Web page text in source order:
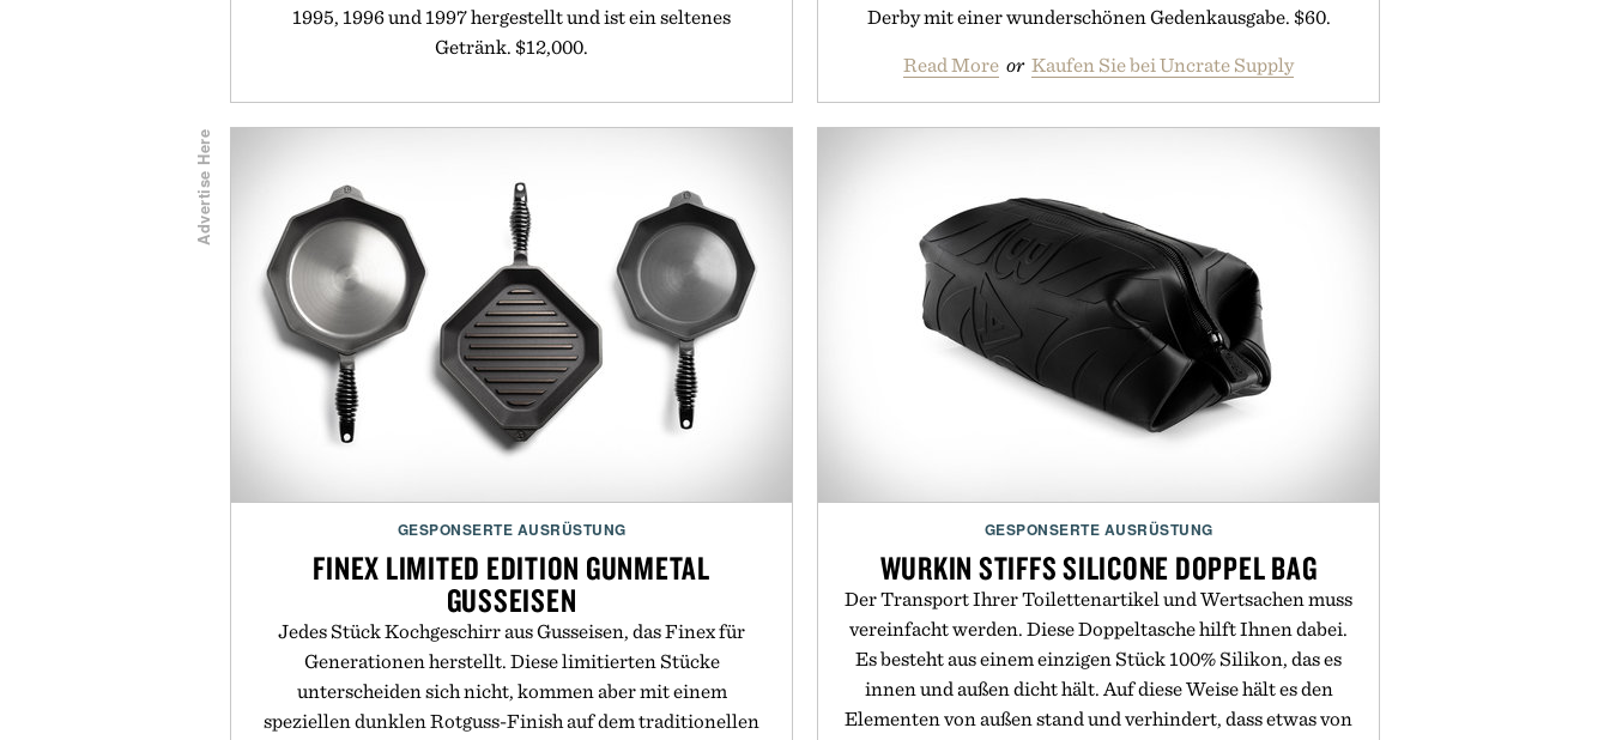
1995, 1996 und 1997 hergestellt und ist ein seltenes
Getränk. $12,000.
Derby mit einer wunderschönen Gedenkausgabe. $60.
Read More or Kaufen Sie bei Uncrate Supply
Advertise Here
GESPONSERTE AUSRÜSTUNG
FINEX LIMITED EDITION GUNMETAL
GUSSEISEN
Jedes Stück Kochgeschirr aus Gusseisen, das Finex für
Generationen herstellt. Diese limitierten Stücke
unterscheiden sich nicht, kommen aber mit einem
speziellen dunklen Rotguss-Finish auf dem traditionellen
GESPONSERTE AUSRÜSTUNG
WURKIN STIFFS SILICONE DOPPEL BAG
Der Transport Ihrer Toilettenartikel und Wertsachen muss
vereinfacht werden. Diese Doppeltasche hilft Ihnen dabei.
Es besteht aus einem einzigen Stück 100% Silikon, das es
innen und außen dicht hält. Auf diese Weise hält es den
Elementen von außen stand und verhindert, dass etwas von